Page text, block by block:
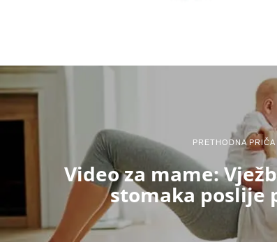
PRETHODNA PRIČA
Video za mame:
stomaka poslije